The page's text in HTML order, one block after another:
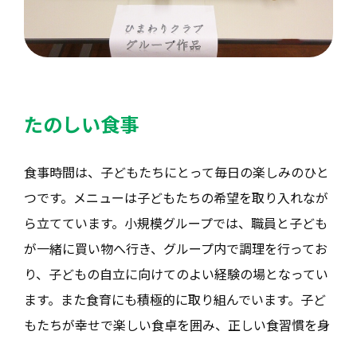
たのしい食事
食事時間は、子どもたちにとって毎日の楽しみのひと
つです。メニューは子どもたちの希望を取り入れなが
ら立てています。小規模グループでは、職員と子ども
が一緒に買い物へ行き、グループ内で調理を行ってお
り、子どもの自立に向けてのよい経験の場となってい
ます。また食育にも積極的に取り組んでいます。子ど
もたちが幸せで楽しい食卓を囲み、正しい食習慣を身